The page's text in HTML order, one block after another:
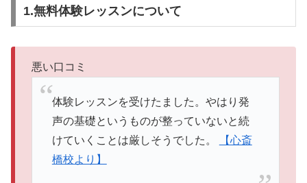
1.無料体験レッスンについて
悪い口コミ
体験レッスンを受けたました。やはり発
声の基礎というものが整っていないと続
けていくことは厳しそうでした。
【心斎
橋校より】